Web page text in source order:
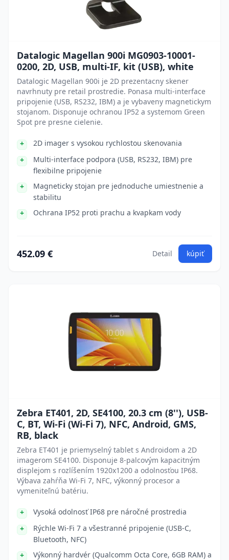
Datalogic Magellan 900i MG0903-10001-
0200, 2D, USB, multi-IF, kit (USB), white
Datalogic Magellan 900i je 2D prezentacny skener
navrhnuty pre retail prostredie. Ponasa multi-interface
pripojenie (USB, RS232, IBM) a je vybaveny magnetickym
stojanom. Disponuje ochranou IP52 a systemom Green
Spot pre presne cielenie.
2D imager s vysokou rychlostou skenovania
Multi-interface podpora (USB, RS232, IBM) pre
flexibilne pripojenie
Magneticky stojan pre jednoduche umiestnenie a
stabilitu
Ochrana IP52 proti prachu a kvapkam vody
452.09 € Detail kúpiť
Zebra ET401, 2D, SE4100, 20.3 cm (8''), USB-
C, BT, Wi-Fi (Wi-Fi 7), NFC, Android, GMS,
RB, black
Zebra ET401 je priemyselný tablet s Androidom a 2D
imagerom SE4100. Disponuje 8-palcovým kapacitným
displejom s rozlíšením 1920x1200 a odolnosťou IP68.
Výbava zahŕňa Wi-Fi 7, NFC, výkonný procesor a
vymeniteľnú batériu.
Vysoká odolnosť IP68 pre náročné prostredia
Rýchle Wi-Fi 7 a všestranné pripojenie (USB-C,
Bluetooth, NFC)
Výkonný hardvér (Qualcomm Octa Core, 6GB RAM) a